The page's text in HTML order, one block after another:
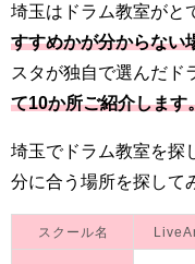
埼玉はドラム教室がと
すすめかが分からない
スタが独自で選んだド
て10か所ご紹介します
埼玉でドラム教室を探
分に合う場所を探して
スクール名